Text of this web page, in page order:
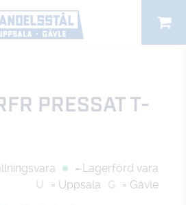
PRESSAT T-
= Lagerförd vara
U
= Uppsala G = Gävle